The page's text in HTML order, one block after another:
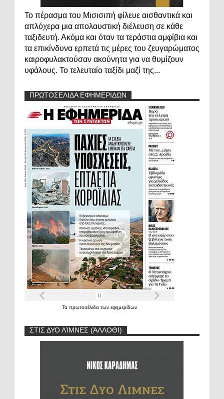
Το πέρασμα του Μισισιπή φίλευε αισθαντικά και
απλόχερα μια απολαυστική διέλευση σε κάθε
ταξιδευτή. Ακόμα και όταν τα τεράστια αμφίβια και
τα επικίνδυνα ερπετά τις μέρες του ζευγαρώματος
καιροφυλακτούσαν ακούνητα για να θυμίζουν
υφάλους. Το τελευταίο ταξίδι μαζί της...
ΠΡΩΤΟΣΕΛΙΔΑ ΕΦΗΜΕΡΙΔΩΝ
Τα πρωτοσέλιδα των εφημερίδων
ΣΤΙΣ ΔΥΟ ΛΊΜΝΕΣ (ΆΛΛΟΘΙ)